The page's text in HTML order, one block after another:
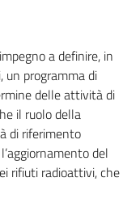
a definire, in
un programma di
delle attività di
il ruolo della
di riferimento
del
rifiuti radioattivi, che